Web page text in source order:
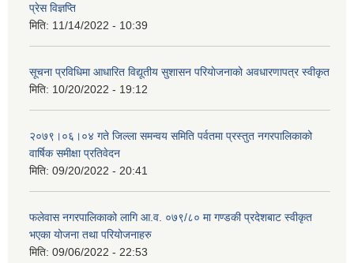
प्रेस विज्ञप्ति
मिति: 11/14/2022 - 10:39
सूचना प्रविधिमा आधारित विद्यूतीय सुशासन परियाेजनाकाे अवधारणापत्र स्वीकृत
मिति: 10/20/2022 - 19:12
२०७९।०६।०४ गते जिल्ला समन्वय समिति पर्वतमा प्रस्तुत नगरपालिकाको
वार्षिक समीक्षा प्रतिवेदन
मिति: 09/20/2022 - 20:41
फलेवास नगरपालिकाको लागि आ.व. ०७९/८० मा गण्डकी प्रदेशबाट स्वीकृत
भएका योजना तथा परियोजनाहरु
मिति: 09/06/2022 - 22:53